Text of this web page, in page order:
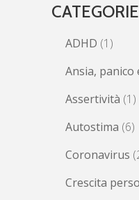
ADHD (1)
Ansia, panico
Assertività (1)
Autostima (6)
Coronavirus
Crescita